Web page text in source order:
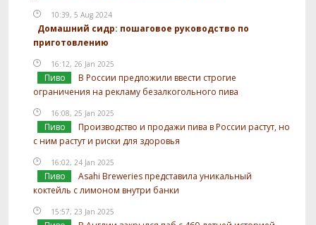
10:39, 5 Aug 2024
Домашний сидр: пошаговое руководство по
приготовлению
16:12, 26 Jan 2025
Пиво
В России предложили ввести строгие
ограничения на рекламу безалкогольного пива
16:08, 25 Jan 2025
Пиво
Производство и продажи пива в России растут, но
с ним растут и риски для здоровья
16:02, 24 Jan 2025
Пиво
Asahi Breweries представила уникальный
коктейль с лимоном внутри банки
15:57, 23 Jan 2025